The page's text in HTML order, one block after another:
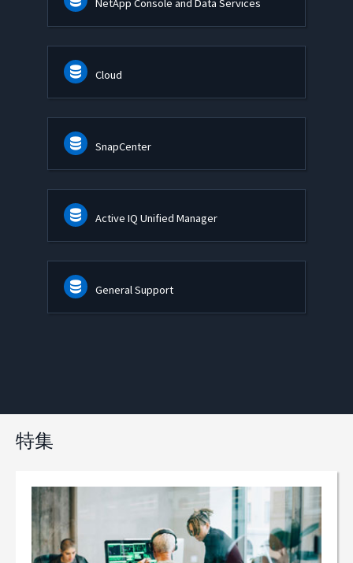
NetApp Console and Data Services
Cloud
SnapCenter
Active IQ Unified Manager
General Support
特集